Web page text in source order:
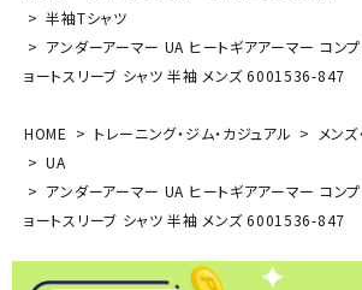
半袖Tシャツ
アンダーアーマー UA ヒートギアアーマー コンプ
ョートスリーブ シャツ 半袖 メンズ 6001536-847
HOME トレーニング・ジム・カジュアル
メン
UA
アンダーアーマー UA ヒートギアアーマー コンプ
ョートスリーブ シャツ 半袖 メンズ 6001536-847